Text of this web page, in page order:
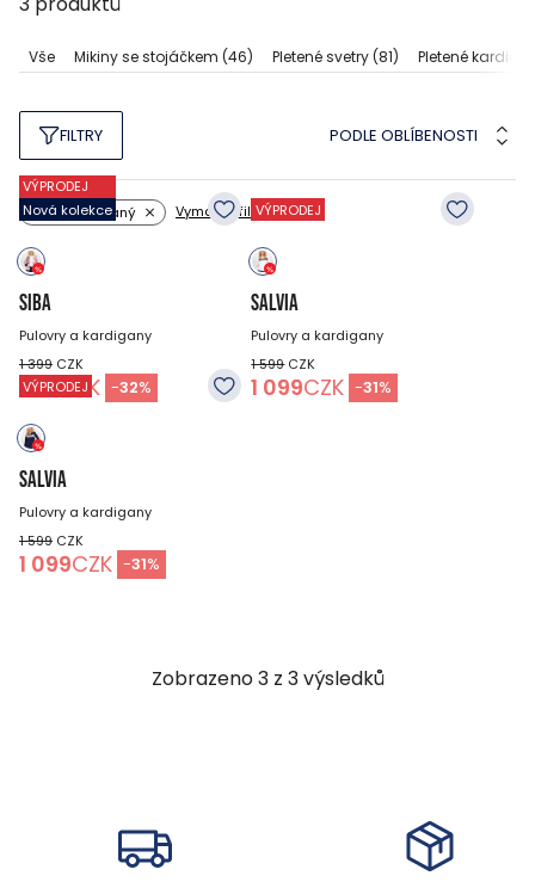
Vše Mikiny se stojáčkem (46) Pletené svetry(81) Pletené
FILTRY PODLE OBLÍBENOSTI
Vzor: pruhovaný Vymazat filtry
VÝPRODEJ
Nová kolekce
SIBA
Pulovry a kardigany
1 399 CZK
949CZK -32%
VÝPRODEJ
SALVIA
Pulovry a kardigany
1 599CZK
1 099CZK -31%
VÝPRODEJ
SALVIA
Pulovry a kardigany
1 599 CZK
1 099CZK -31%
Zobrazeno3z 3výsledků